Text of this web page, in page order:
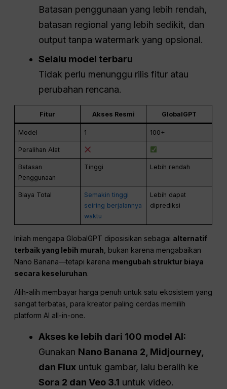
Batasan penggunaan yang lebih rendah,
batasan regional yang lebih sedikit, dan
output tanpa watermark yang opsional.
Selalu model terbaru
Tidak perlu menunggu rilis fitur atau
perubahan rencana.
Fitur Akses Resmi GlobalGPT
Model 1 100+
Peralihan Alat
Batasan
Penggunaan
Tinggi Lebih rendah
Biaya Total
Semakin tinggi
seiring berjalannya
waktu
Lebih dapat
diprediksi
Inilah mengapa GlobalGPT diposisikan sebagai alternatif
terbaik yang lebih murah , bukan karena mengabaikan
Nano Banana—tetapi karena mengubah struktur biaya
secara keseluruhan.
Alih-alih membayar harga penuh untuk satu ekosistem yang
sangat terbatas, para kreator paling cerdas memilih
platform AI all-in-one.
Akses ke lebih dari 100 model AI:
Gunakan Nano Banana 2, Midjourney,
dan Flux untuk gambar, lalu beralih ke
Sora 2 dan Veo 3.1 untuk video.